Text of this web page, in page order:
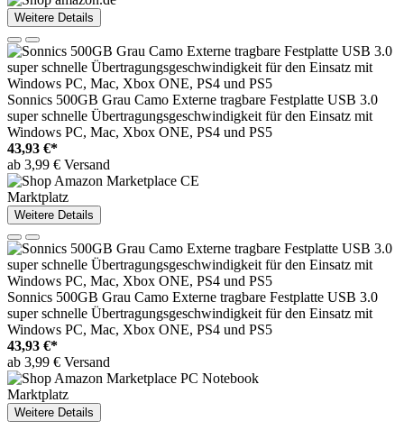
Weitere Details
Sonnics 500GB Grau Camo Externe tragbare Festplatte USB 3.0
super schnelle Übertragungsgeschwindigkeit für den Einsatz mit
Windows PC, Mac, Xbox ONE, PS4 und PS5
43,93 €*
ab 3,99 € Versand
Marktplatz
Weitere Details
Sonnics 500GB Grau Camo Externe tragbare Festplatte USB 3.0
super schnelle Übertragungsgeschwindigkeit für den Einsatz mit
Windows PC, Mac, Xbox ONE, PS4 und PS5
43,93 €*
ab 3,99 € Versand
Marktplatz
Weitere Details